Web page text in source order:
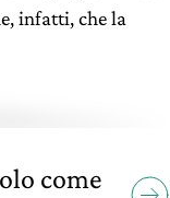
infatti, che la
come